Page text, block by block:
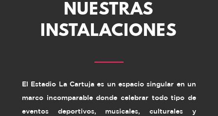
NUESTRAS
INSTALACIONES
El Estadio La Cartuja es un espacio singular en un
marco incomparable donde celebrar todo tipo de
eventos deportivos, musicales, culturales y